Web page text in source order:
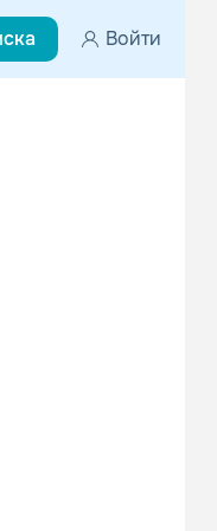
Войти